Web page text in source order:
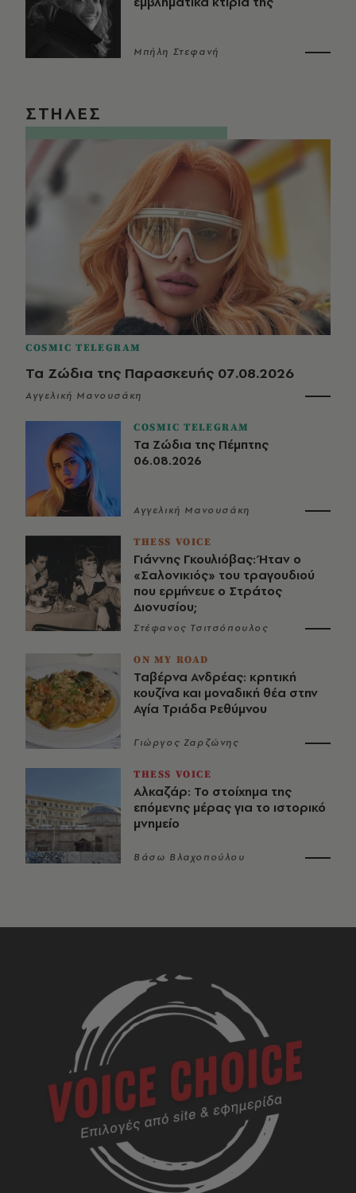
Μπήλη Στεφανή
ΣΤΗΛΕΣ
COSMIC TELEGRAM
Τα Ζώδια της Παρασκευής 07.08.2026
Αγγελική Μανουσάκη
COSMIC TELEGRAM
Τα Ζώδια της Πέμπτης
06.08.2026
Αγγελική Μανουσάκη
THESS VOICE
Γιάννης Γκουλιόβας: Ήταν ο
«Σαλονικιός» του τραγουδιού
που ερμήνευε ο Στράτος
Διονυσίου;
Στέφανος Τσιτσόπουλος
ON MY ROAD
Ταβέρνα Ανδρέας: κρητική
κουζίνα και μοναδική θέα στην
Αγία Τριάδα Ρεθύμνου
Γιώργος Ζαρζώνης
THESS VOICE
Αλκαζάρ: Το στοίχημα της
επόμενης μέρας για το ιστορικό
μνημείο
Βάσω Βλαχοπούλου